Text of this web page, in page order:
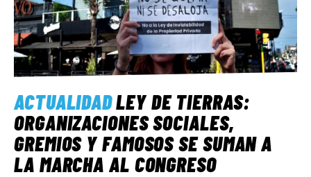
ACTUALIDADLEY DE TIERRAS:
ORGANIZACIONES SOCIALES,
GREMIOS Y FAMOSOS SE SUMAN A
LA MARCHA AL CONGRESO